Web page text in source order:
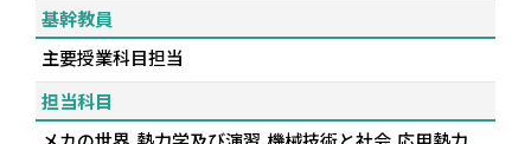
基幹教員
主要授業科目担当
担当科目